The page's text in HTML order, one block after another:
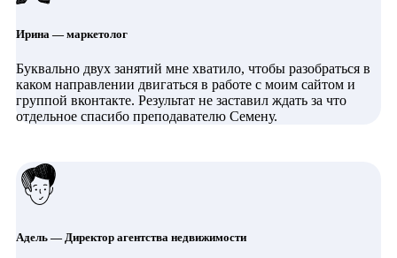
Ирина — маркетолог
Буквально двух занятий мне хватило, чтобы разобраться в
каком направлении двигаться в работе с моим сайтом и
группой вконтакте. Результат не заставил ждать за что
отдельное спасибо преподавателю Семену.
Адель — Директор агентства недвижимости